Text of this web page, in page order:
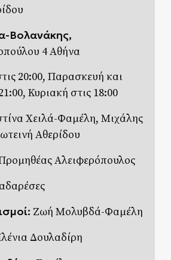
Βολανάκης,
4 Αθήνα
20:00, Παρασκευή και
Κυριακή στις 18:00
Χειλά-Φαμέλη, Μιχάλης
Αθερίδου
Αλειφερόπουλος
Ζωή Μολυβδά-Φαμέλη
Δουλαδίρη